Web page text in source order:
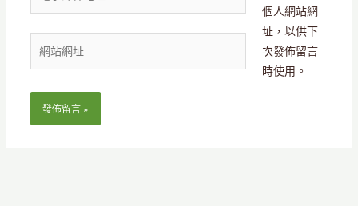
件
地站
個人網站網
址，以供下
次發佈留言
時使用。